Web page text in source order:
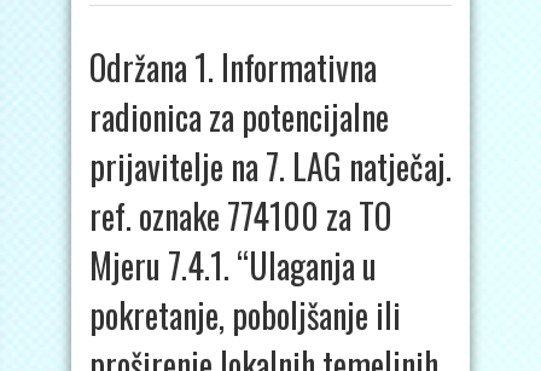
Održana 1. Informativna
radionica za potencijalne
prijavitelje na 7. LAG natječaj.
ref. oznake 774100 za TO
Mjeru 7.4.1. “Ulaganja u
pokretanje, poboljšanje ili